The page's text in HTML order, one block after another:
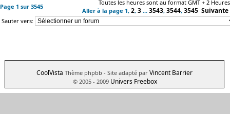
Page 1 sur 3545
Toutes les heures sont au format GMT + 2 Heures
Aller à la page 1, 2, 3 ... 3543, 3544, 3545 Suivante
Sauter vers:
CoolVista Thème phpbb - Site adapté par Vincent Barrier
© 2005 - 2009 Univers Freebox